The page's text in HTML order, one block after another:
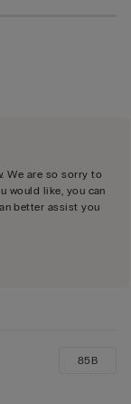
We are so sorry to
would like, you can
better assist you
85B